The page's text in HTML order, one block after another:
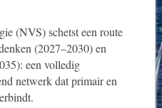
(NVS) schetst een route
(2027–2030) en
een volledig
netwerk dat primair en